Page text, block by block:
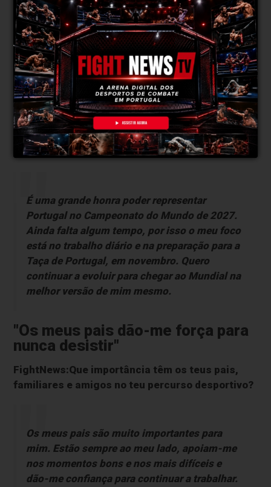
"Representar Portugal será uma
grande honra"
FightNews: O Campeonato do Mundo será uma
experiência muito especial. Já pensas no
momento de vestir a camisola de Portugal?
É uma grande honra poder representar
Portugal no Campeonato do Mundo de 2027.
Ainda falta algum tempo, por isso o meu foco
está no trabalho diário e na preparação para a
Taça de Portugal, em novembro. Quero
continuar a evoluir para chegar ao Mundial na
melhor versão de mim mesmo.
"Os meus pais dão-me força para
nunca desistir"
FightNews:Que importância têm os teus pais,
familiares e amigos no teu percurso desportivo?
Os meus pais são muito importantes para
mim. Estão sempre ao meu lado, apoiam-me
nos momentos bons e nos mais difíceis e
dão-me confiança para continuar a trabalhar.